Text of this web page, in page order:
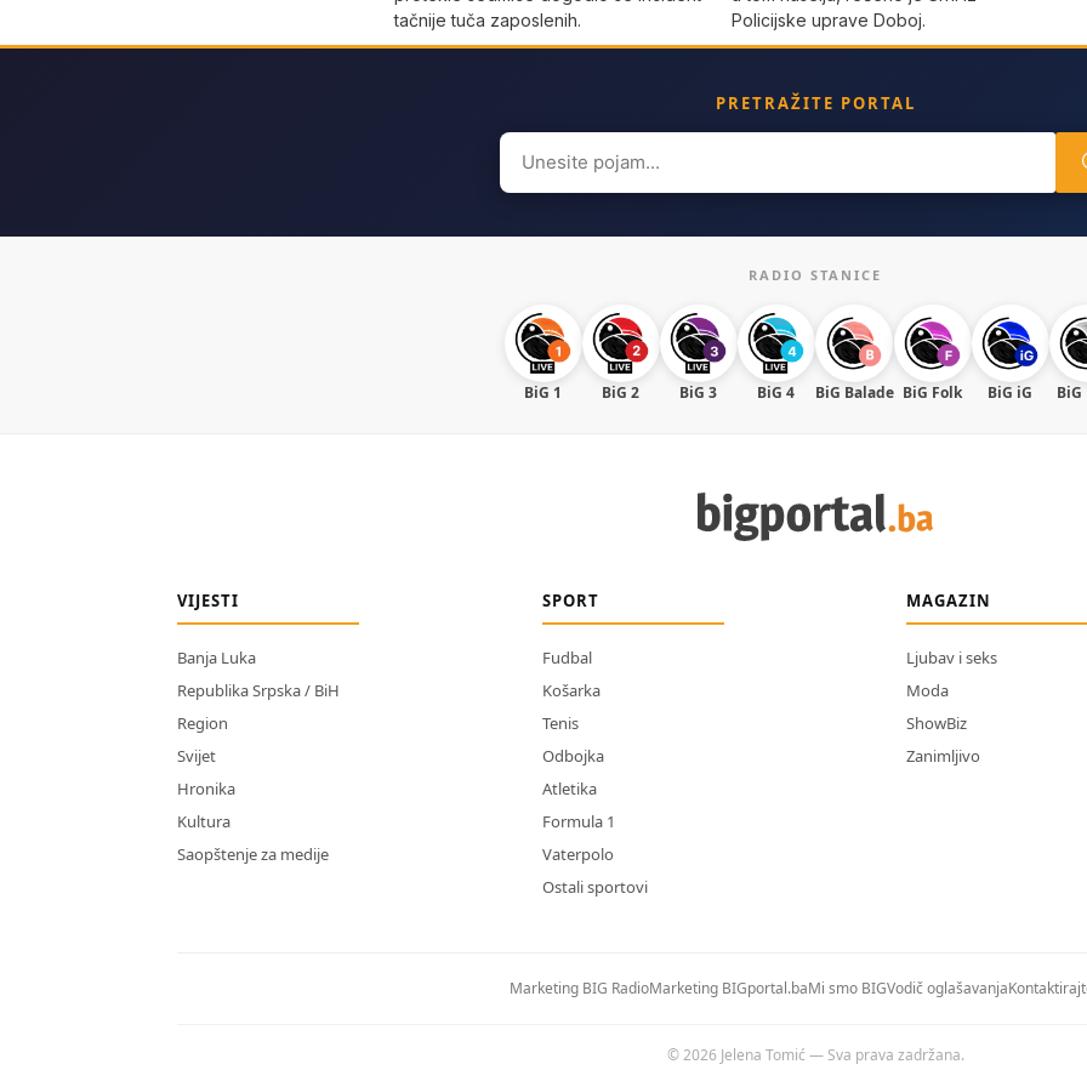
tačnije tuča zaposlenih.
Policijske uprave Doboj.
PRETRAŽITE PORTAL
Search
for:
RADIO STANICE
BiG 1 BiG 2 BiG 3 BiG 4 BiG Balade BiG Folk BiG iG BiG
VIJESTI
Banja Luka
Republika Srpska / BiH
Region
Svijet
Hronika
Kultura
Saopštenje za medije
SPORT
Fudbal
Košarka
Tenis
Odbojka
Atletika
Formula 1
Vaterpolo
Ostali sportovi
MAGAZIN
Ljubav i seks
Moda
ShowBiz
Zanimljivo
Marketing BIG RadioMarketing BIGportal.baMi smo BIGVodič oglašavanja
© 2026 Jelena Tomić — Sva prava zadržana.